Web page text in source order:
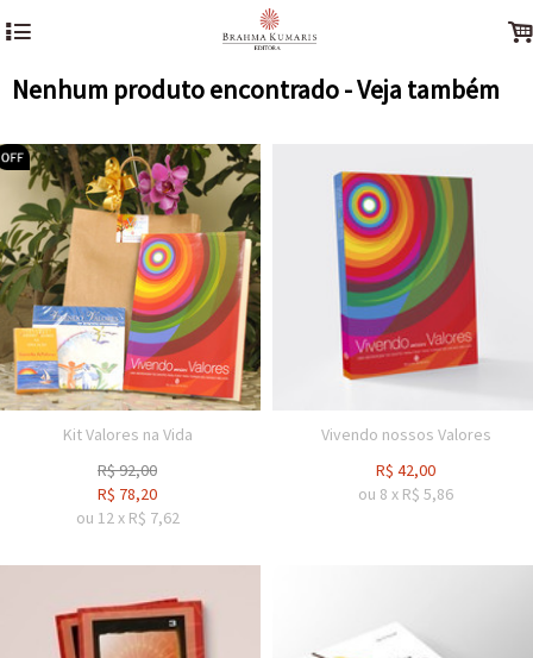
4
Nenhum produto encontrado - Veja também
Kit Valores na Vida
R$92,00
R$ 78,20
ou 12x R$ 7,62
Vivendo nossos Valores
R$ 42,00
ou 8 x R$ 5,86